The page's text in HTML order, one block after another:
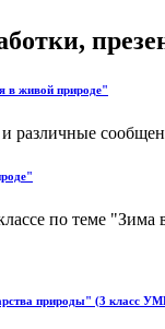
в живой природе"
и различные
по теме
природы" (3 класс